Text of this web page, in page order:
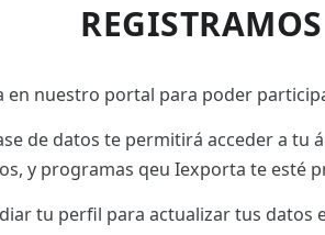
en nuestro portal para poder
de datos te permitirá acceder a
y programas qeu Iexporta te esté
tu perfil para actualizar tus datos